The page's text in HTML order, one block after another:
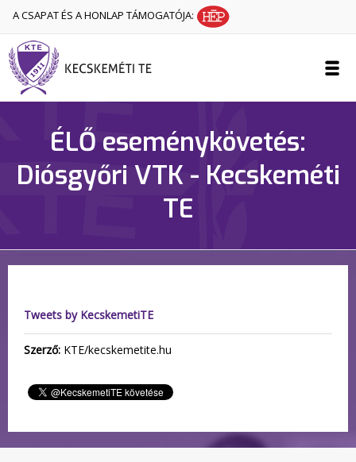
A CSAPAT ÉS A HONLAP TÁMOGATÓJA:
ÉLŐ eseménykövetés:
Diósgyőri VTK - Kecskeméti
TE
Tweets by KecskemetiTE
Szerző: KTE/kecskemetite.hu